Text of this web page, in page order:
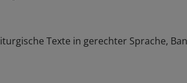
Texte in gerechter Sprache,